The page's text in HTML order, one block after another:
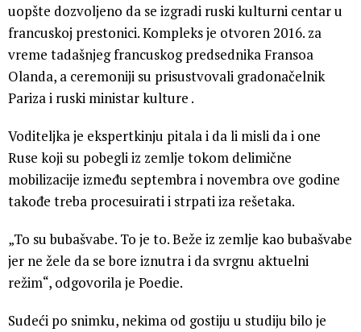
uopšte dozvoljeno da se izgradi ruski kulturni centar u
francuskoj prestonici. Kompleks je otvoren 2016. za
vreme tadašnjeg francuskog predsednika Fransoa
Olanda, a ceremoniji su prisustvovali gradonačelnik
Pariza i ruski ministar kulture .
Voditeljka je ekspertkinju pitala i da li misli da i one
Ruse koji su pobegli iz zemlje tokom delimične
mobilizacije između septembra i novembra ove godine
takođe treba procesuirati i strpati iza rešetaka.
„To su bubašvabe. To je to. Beže iz zemlje kao bubašvabe
jer ne žele da se bore iznutra i da svrgnu aktuelni
režim“, odgovorila je Poedie.
Sudeći po snimku, nekima od gostiju u studiju bilo je